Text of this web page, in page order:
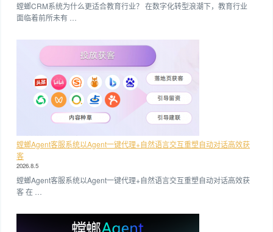
螳螂CRM系统为什么更适合教育行业？ 在数字化转型浪潮下，教育行业
面临着前所未有 …
螳螂Agent客服系统以Agent一键代理+自然语言交互重塑自动对话高效获
客
2026.8.5
螳螂Agent客服系统以Agent一键代理+自然语言交互重塑自动对话高效获
客 在 …